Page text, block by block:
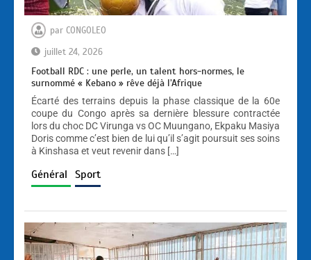
par CONGOLEO
juillet 24, 2026
Football RDC : une perle, un talent hors-normes, le
surnommé « Kebano » rêve déjà l’Afrique
Écarté des terrains depuis la phase classique de la 60e
coupe du Congo après sa dernière blessure contractée
lors du choc DC Virunga vs OC Muungano, Ekpaku Masiya
Doris comme c’est bien de lui qu’il s’agit poursuit ses soins
à Kinshasa et veut revenir dans […]
Général Sport